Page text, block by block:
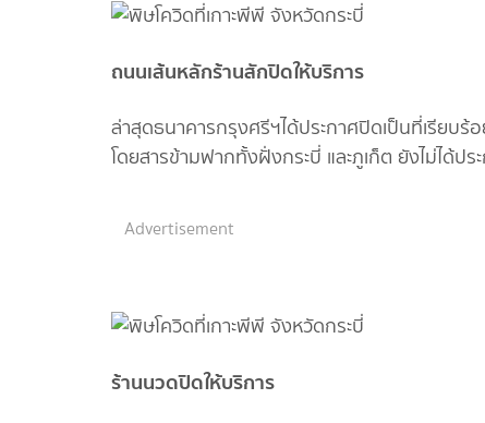
ถนนเส้นหลักร้านสักปิดให้บริการ
ล่าสุดธนาคารกรุงศรีฯได้ประกาศปิดเป็นที่เรียบ
โดยสารข้ามฟากทั้งฝั่งกระบี่ และภูเก็ต ยังไม่ได้ป
Advertisement
ร้านนวดปิดให้บริการ